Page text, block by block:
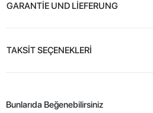
GARANTİE UND LİEFERUNG
TAKSİT SEÇENEKLERİ
Bunlarıda Beğenebilirsiniz